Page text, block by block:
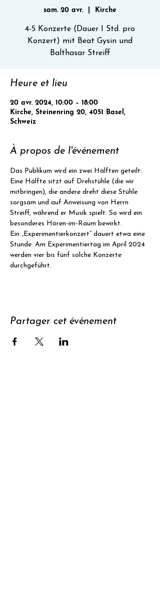
sam. 20 avr. Kirche
4-5 Konzerte (Dauer 1 Std. pro
Konzert) mit Beat Gysin und
Balthasar Streiff
Heure et lieu
20 avr. 2024, 10:00 – 18:00
Kirche, Steinenring 20, 4051 Basel,
Schweiz
À propos de l'événement
Das Publikum wird ein zwei Hälften geteilt:
Eine Hälfte sitzt auf Drehstühle (die wir
mitbringen), die andere dreht diese Stühle
sorgsam und auf Anweisung von Herrn
Streiff, während er Musik spielt. So wird ein
besonderes Hören-im-Raum bewirkt.
Ein „Experimentierkonzert“ dauert etwa eine
Stunde. Am Experimentiertag im April 2024
werden vier bis fünf solche Konzerte
durchgeführt.
Partager cet événement